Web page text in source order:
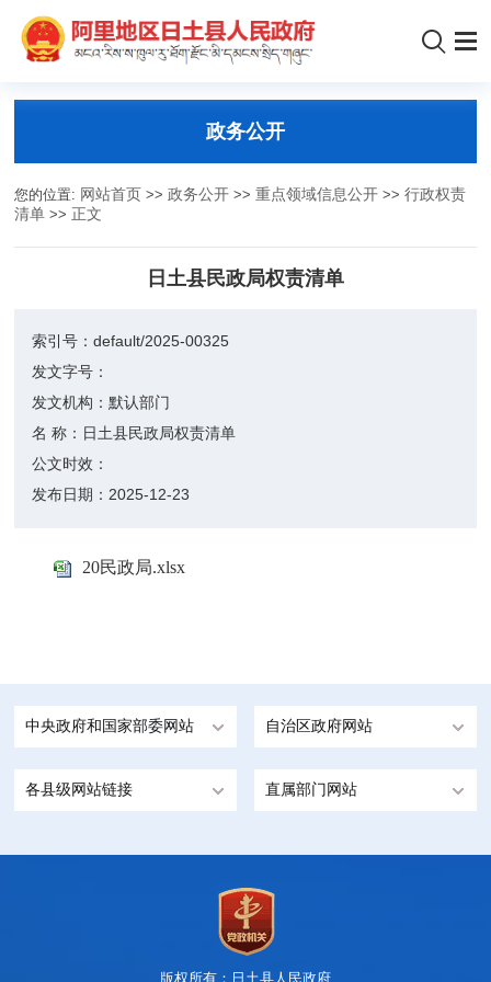
政务公开
您的位置: 网站首页 >>政务公开 >>重点领域信息公开 >>行政权责
清单 >> 正文
日土县民政局权责清单
索引号：default/2025-00325
发文字号：
发文机构：默认部门
名 称： 日土县民政局权责清单
公文时效：
发布日期： 2025-12-23
20民政局.xlsx
中央政府和国家部委网站 自治区政府网站
各县级网站链接 直属部门网站
版权所有：日土县人民政府